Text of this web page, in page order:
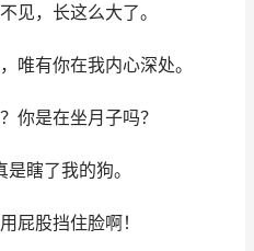
见，长这么大了。
唯有你在我内心深处。
你是在坐月子吗？
是瞎了我的狗。
屁股挡住脸啊！